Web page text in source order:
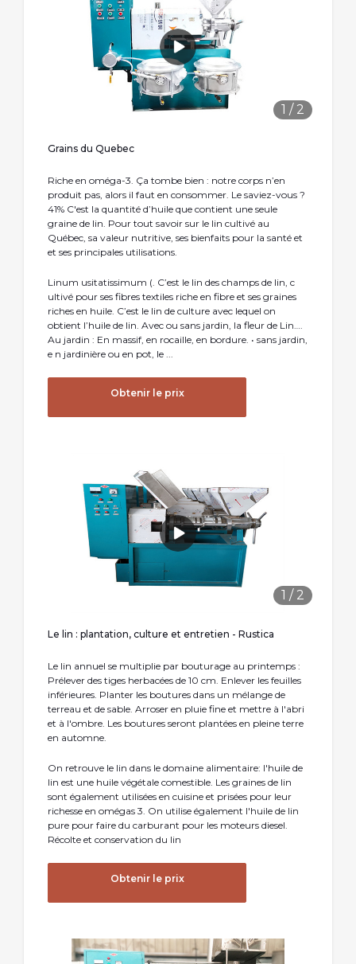
1 / 2
Grains du Quebec
Riche en oméga-3. Ça tombe bien : notre corps n’en
produit pas, alors il faut en consommer. Le saviez-vous ?
41% C'est la quantité d’huile que contient une seule
graine de lin. Pour tout savoir sur le lin cultivé au
Québec, sa valeur nutritive, ses bienfaits pour la santé et
et ses principales utilisations.
Linum usitatissimum (. C’est le lin des champs de lin, c
ultivé pour ses fibres textiles riche en fibre et ses graines
riches en huile. C’est le lin de culture avec lequel on
obtient l’huile de lin. Avec ou sans jardin, la fleur de Lin….
Au jardin : En massif, en rocaille, en bordure. • sans jardin,
e n jardinière ou en pot, le ...
Obtenir le prix
1 / 2
Le lin : plantation, culture et entretien - Rustica
Le lin annuel se multiplie par bouturage au printemps :
Prélever des tiges herbacées de 10 cm. Enlever les feuilles
inférieures. Planter les boutures dans un mélange de
terreau et de sable. Arroser en pluie fine et mettre à l'abri
et à l'ombre. Les boutures seront plantées en pleine terre
en automne.
On retrouve le lin dans le domaine alimentaire: l'huile de
lin est une huile végétale comestible. Les graines de lin
sont également utilisées en cuisine et prisées pour leur
richesse en omégas 3. On utilise également l'huile de lin
pure pour faire du carburant pour les moteurs diesel.
Récolte et conservation du lin
Obtenir le prix